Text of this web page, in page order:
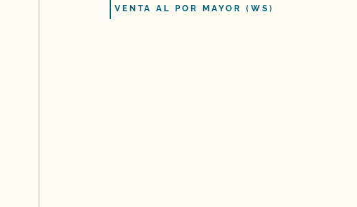
VENTA AL POR MAYOR (WS)